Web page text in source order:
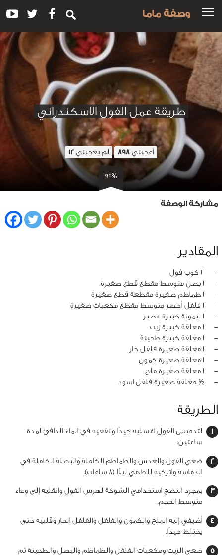
وصفة ماما
طريقة عمل الفول الاسكندراني
أعجبني 898 لم يعجبني 12
99%
مشاركة الوصفة
المقادير
‏-
2 كوب فول
‏-
1 بصل متوسط مقطع قطع صغيرة
‏-
1 طماطم صغيرة مقطعة قطع صغيرة
‏-
1 فلفل أخضر متوسط مقطع مكعبات صغيرة
‏-
1 ليمونة كبيرة عصير
‏-
1 معلقة كبيرة زيت
‏-
1 معلقة كبيرة طحينة
‏-
1 معلقة صغيرة فلفل حار
‏-
1 معلقة صغيرة كمون
‏-
1 معلقة صغيرة ملح
‏-
½ معلقة صغيرة فلفل اسود
الطريقة
لتدميس الفول اغسليه جيدًا وانقعيه في الماء الدافئ لمدة
ساعتين.
ضعي الفول والعدس والطماطم الكاملة والبصلة الكاملة في
الدماسة واتركيه للطهي ليلًا (8 ساعات).
بمجرد النضج استخدامي الشوكة لهرس الفول وانقليه إلى وعاء
متوسط ​​الحجم.
أضيفي إليه الملح والكمون والفلفل والفلفل الحار وقلبيه حتى
يختلط جيدًا.
ضعي الزيت ومكعبات الفلفل والطماطم والبصل والطحينة ثم